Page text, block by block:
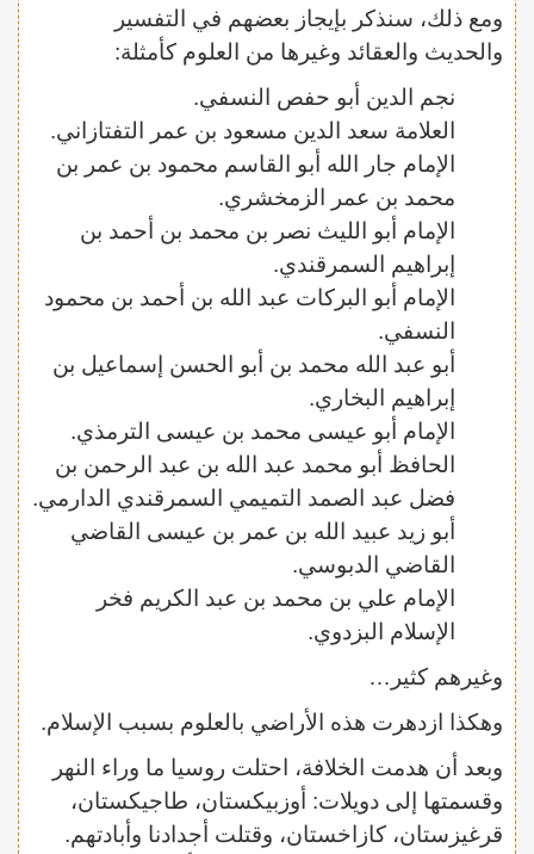
ومع ذلك، سنذكر بإيجاز بعضهم في التفسير
والحديث والعقائد وغيرها من العلوم كأمثلة:
نجم الدين أبو حفص النسفي.
العلامة سعد الدين مسعود بن عمر التفتازاني.
الإمام جار الله أبو القاسم محمود بن عمر بن
محمد بن عمر الزمخشري.
الإمام أبو الليث نصر بن محمد بن أحمد بن
إبراهيم السمرقندي.
الإمام أبو البركات عبد الله بن أحمد بن محمود
النسفي.
أبو عبد الله محمد بن أبو الحسن إسماعيل بن
إبراهيم البخاري.
الإمام أبو عيسى محمد بن عيسى الترمذي.
الحافظ أبو محمد عبد الله بن عبد الرحمن بن
فضل عبد الصمد التميمي السمرقندي الدارمي.
أبو زيد عبيد الله بن عمر بن عيسى القاضي
القاضي الدبوسي.
الإمام علي بن محمد بن عبد الكريم فخر
الإسلام البزدوي.
وغيرهم كثير…
وهكذا ازدهرت هذه الأراضي بالعلوم بسبب الإسلام.
وبعد أن هدمت الخلافة، احتلت روسيا ما وراء النهر
وقسمتها إلى دويلات: أوزبيكستان، طاجيكستان،
قرغيزستان، كازاخستان، وقتلت أجدادنا وأبادتهم.